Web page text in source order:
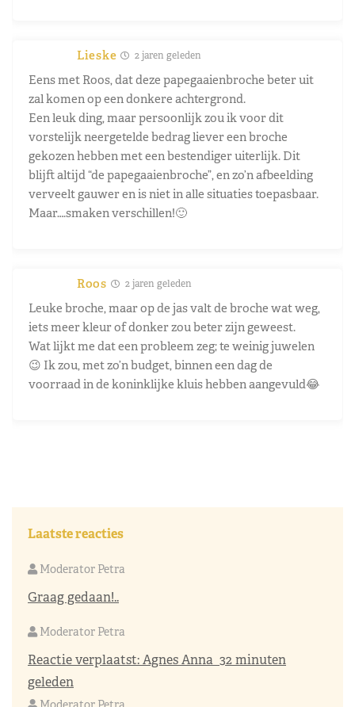
Lieske 2 jaren geleden
Eens met Roos, dat deze papegaaienbroche beter uit
zal komen op een donkere achtergrond.
Een leuk ding, maar persoonlijk zou ik voor dit
vorstelijk neergetelde bedrag liever een broche
gekozen hebben met een bestendiger uiterlijk. Dit
blijft altijd “de papegaaienbroche”, en zo’n afbeelding
verveelt gauwer en is niet in alle situaties toepasbaar.
Maar….smaken verschillen!🙂
Roos 2 jaren geleden
Leuke broche, maar op de jas valt de broche wat weg,
iets meer kleur of donker zou beter zijn geweest.
Wat lijkt me dat een probleem zeg; te weinig juwelen
😉 Ik zou, met zo’n budget, binnen een dag de
voorraad in de koninklijke kluis hebben aangevuld😂
Laatste reacties
Moderator Petra
Graag gedaan!..
Moderator Petra
Reactie verplaatst:Agnes Anna 32 minuten
geleden